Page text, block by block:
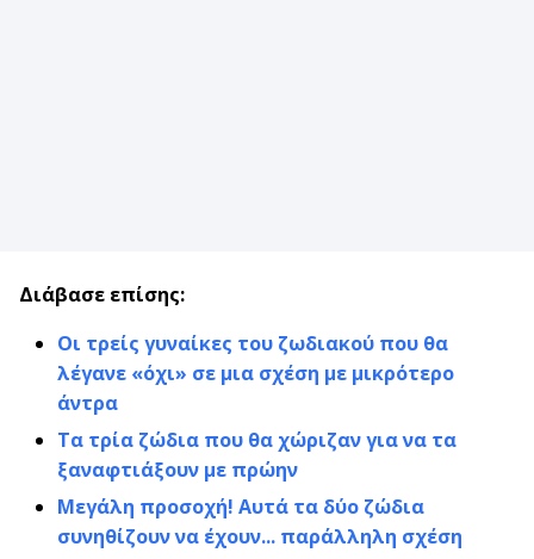
Διάβασε επίσης:
Οι τρείς γυναίκες του ζωδιακού που θα
λέγανε «όχι» σε μια σχέση με μικρότερο
άντρα
Τα τρία ζώδια που θα χώριζαν για να τα
ξαναφτιάξουν με πρώην
Μεγάλη προσοχή! Αυτά τα δύο ζώδια
συνηθίζουν να έχουν... παράλληλη σχέση